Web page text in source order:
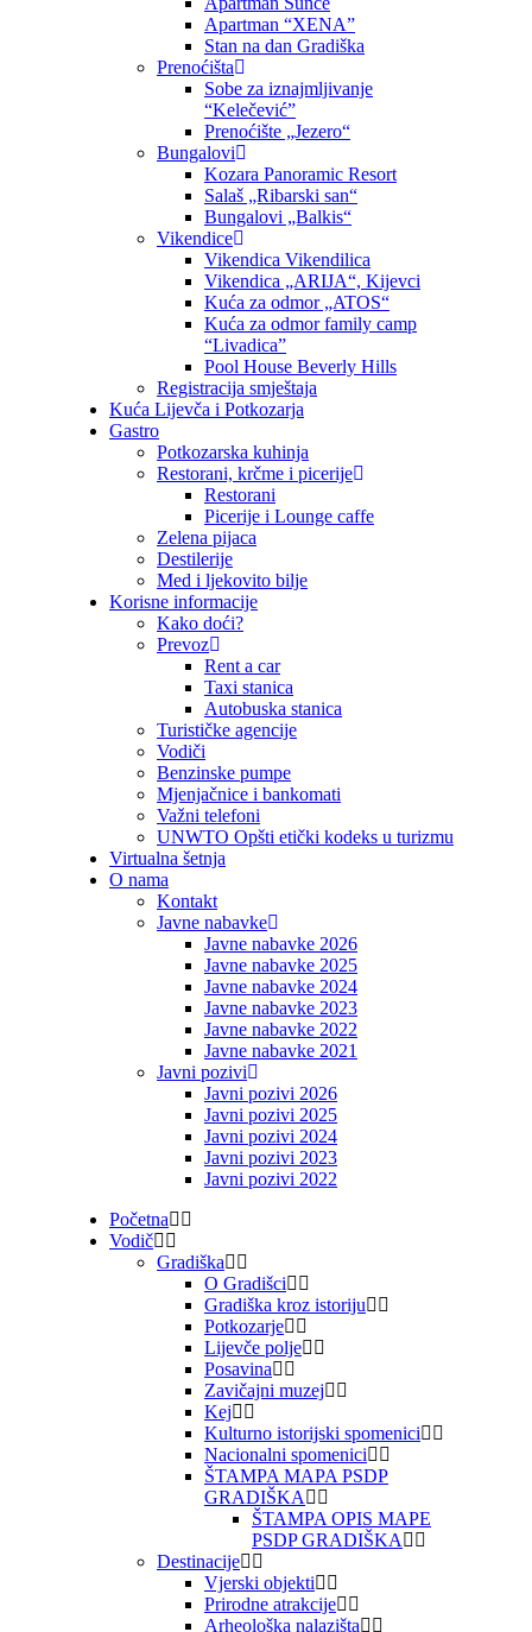
Apartman “XENA”
Stan na dan Gradiška
Prenoćišta
Sobe za iznajmljivanje
“Kelečević”
Prenoćište „Jezero“
Bungalovi
Kozara Panoramic Resort
Salaš „Ribarski san“
Bungalovi „Balkis“
Vikendice
Vikendica Vikendilica
Vikendica „ARIJA“, Kijevci
Kuća za odmor „ATOS“
Kuća za odmor family camp
“Livadica”
Pool House Beverly Hills
Registracija smještaja
Kuća Lijevča i Potkozarja
Gastro
Potkozarska kuhinja
Restorani, krčme i picerije
Restorani
Picerije i Lounge caffe
Zelena pijaca
Destilerije
Med i ljekovito bilje
Korisne informacije
Kako doći?
Prevoz
Rent a car
Taxi stanica
Autobuska stanica
Turističke agencije
Vodiči
Benzinske pumpe
Mjenjačnice i bankomati
Važni telefoni
UNWTO Opšti etički kodeks u turizmu
Virtualna šetnja
O nama
Kontakt
Javne nabavke
Javne nabavke 2026
Javne nabavke 2025
Javne nabavke 2024
Javne nabavke 2023
Javne nabavke 2022
Javne nabavke 2021
Javni pozivi
Javni pozivi 2026
Javni pozivi 2025
Javni pozivi 2024
Javni pozivi 2023
Javni pozivi 2022
Početna
Vodič
Gradiška
O Gradišci
Gradiška kroz istoriju
Potkozarje
Lijevče polje
Posavina
Zavičajni muzej
Kej
Kulturno istorijski spomenici
Nacionalni spomenici
ŠTAMPA MAPA PSDP
GRADIŠKA
ŠTAMPA OPIS MAPE
PSDP GRADIŠKA
Destinacije
Vjerski objekti
Prirodne atrakcije
Arheološka nalazišta